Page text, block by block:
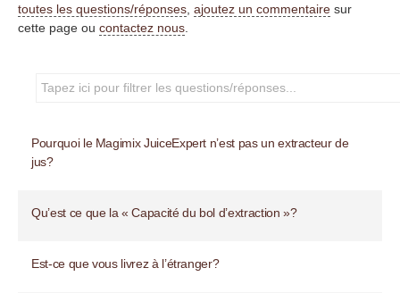
toutes les questions/réponses ajoutez un commentaire sur
cette page ou contactez nous
Pourquoi le Magimix JuiceExpert n’est pas un extracteur de
jus?
Qu’est ce que la « Capacité du bol d’extraction »?
Est-ce que vous livrez à l’étranger?